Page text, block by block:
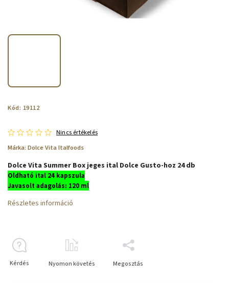
Kód: 19112
Nincs értékelés
Márka: Dolce Vita Italfoods
Dolce Vita Summer Box jeges ital Dolce Gusto-hoz 24 db
Oldható ital 24 kapszula
Javasolt adagolás: 120 ml
Részletes információ
Kérdés Nyomon követés Megosztás